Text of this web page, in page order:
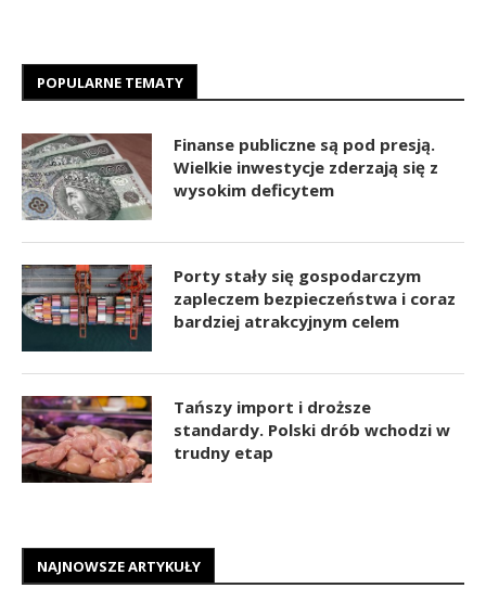
POPULARNE TEMATY
Finanse publiczne są pod presją.
Wielkie inwestycje zderzają się z
wysokim deficytem
Porty stały się gospodarczym
zapleczem bezpieczeństwa i coraz
bardziej atrakcyjnym celem
Tańszy import i droższe
standardy. Polski drób wchodzi w
trudny etap
NAJNOWSZE ARTYKUŁY